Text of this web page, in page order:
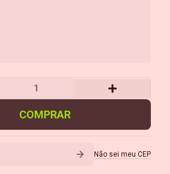
COMPRAR
Não sei meu CEP